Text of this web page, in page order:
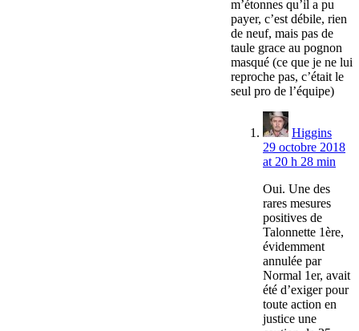
m’étonnes qu’il a pu
payer, c’est débile, rien
de neuf, mais pas de
taule grace au pognon
masqué (ce que je ne lui
reproche pas, c’était le
seul pro de l’équipe)
Higgins
29 octobre 2018
at 20 h 28 min
Oui. Une des
rares mesures
positives de
Talonnette 1ère,
évidemment
annulée par
Normal 1er, avait
été d’exiger pour
toute action en
justice une